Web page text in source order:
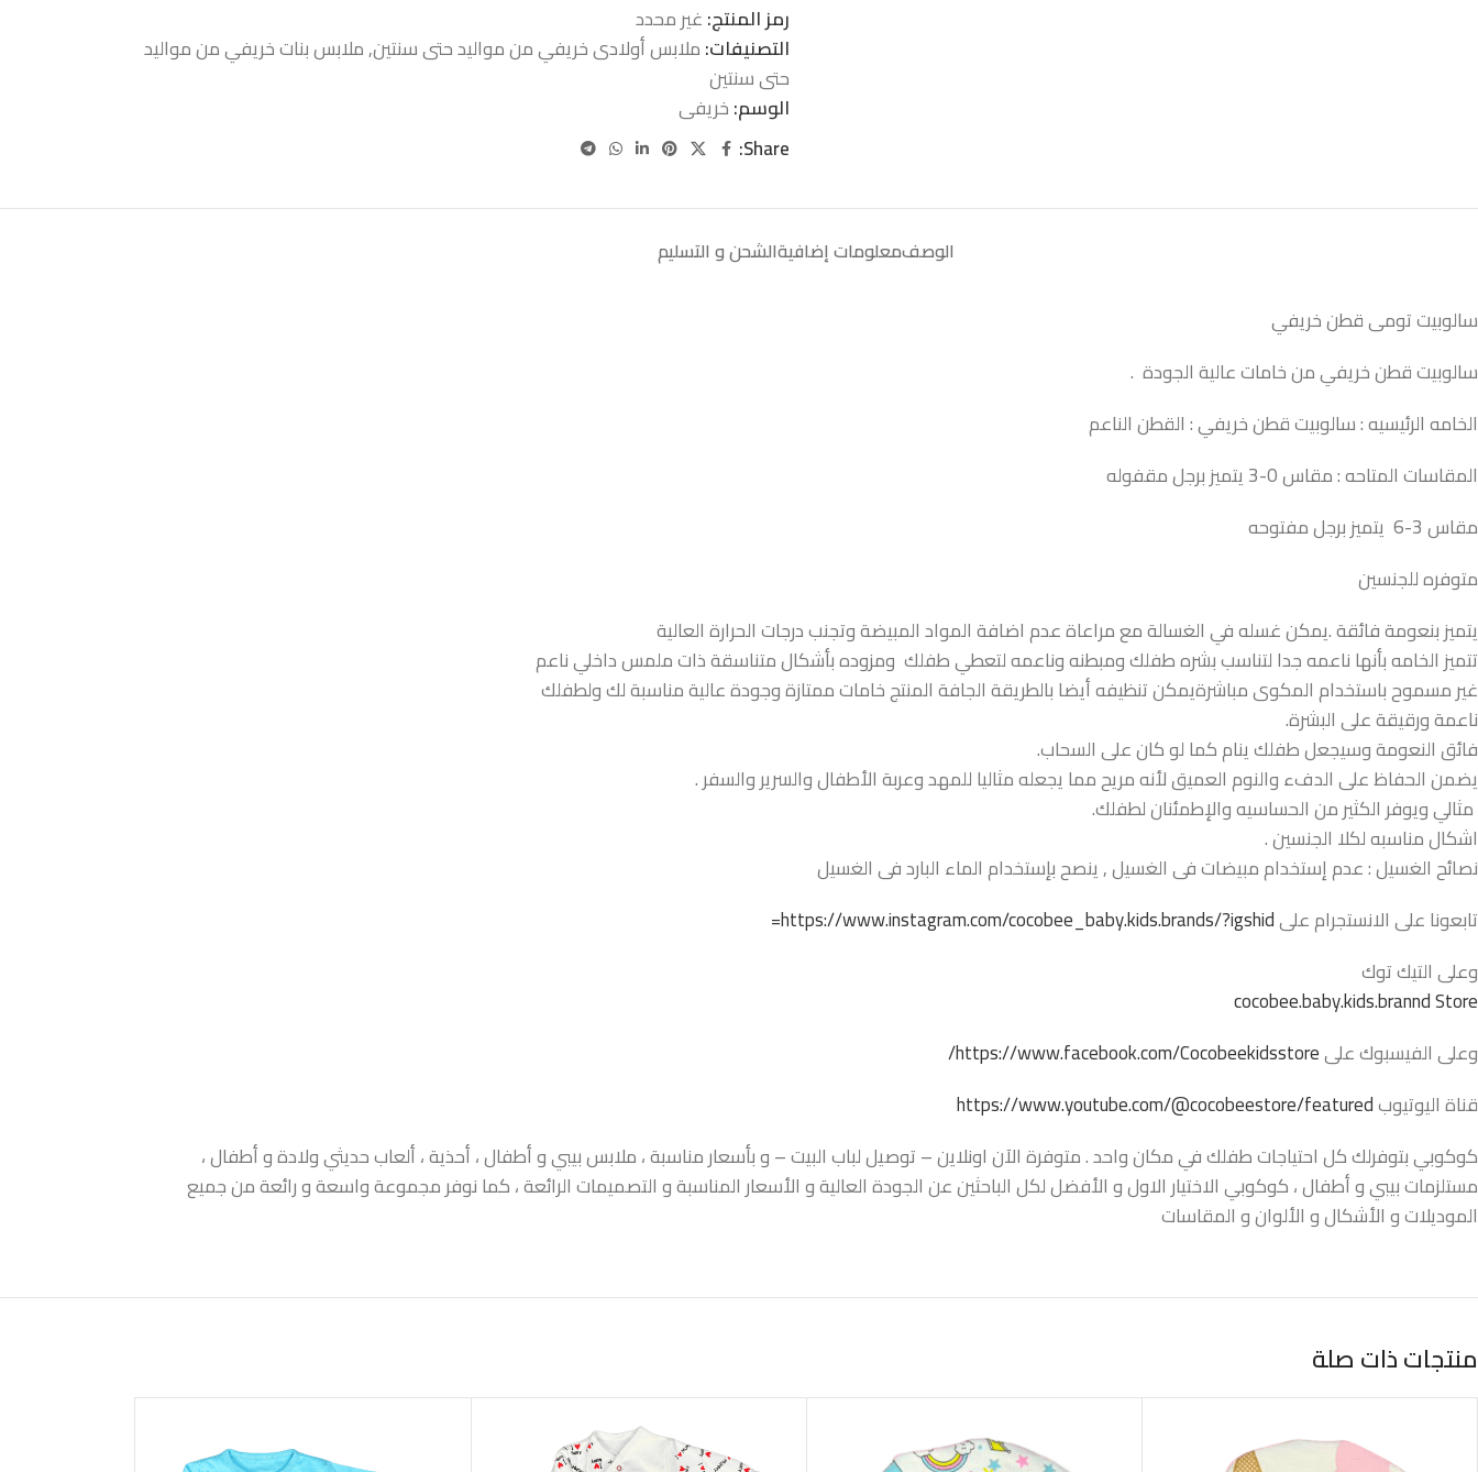
رمز المنتج:غير محدد
التصنيفات:ملابس أولادى خريفي من مواليد حتى سنتين,ملابس بنات خريفي من مواليد
حتى سنتين
الوسم:خريفى
Share:
الوصفمعلومات إضافيةالشحن و التسليم
سالوبيت تومى قطن خريفي
سالوبيت قطن خريفي من خامات عالية الجودة .
الخامه الرئيسيه : سالوبيت قطن خريفي : القطن الناعم
المقاسات المتاحه : مقاس 0-3 يتميز برجل مقفوله
مقاس 3-6 يتميز برجل مفتوحه
متوفره للجنسين
يتميز بنعومة فائقة .يمكن غسله في الغسالة مع مراعاة عدم اضافة المواد المبيضة وتجنب درجات الحرارة العالية
تتميز الخامه بأنها ناعمه جدا لتناسب بشره طفلك ومبطنه وناعمه لتعطي طفلك ومزوده بأشكال متناسقة ذات ملمس داخلي ناعم
غير مسموح باستخدام المكوى مباشرةيمكن تنظيفه أيضا بالطريقة الجافة المنتج خامات ممتازة وجودة عالية مناسبة لك ولطفلك
ناعمة ورقيقة على البشرة.
فائق النعومة وسيجعل طفلك ينام كما لو كان على السحاب.
يضمن الحفاظ على الدفء والنوم العميق لأنه مريح مما يجعله مثاليا للمهد وعربة الأطفال والسرير والسفر .
مثالي ويوفر الكثير من الحساسيه والإطمئنان لطفلك.
اشكال مناسبه لكلا الجنسين .
نصائح الغسيل : عدم إستخدام مبيضات فى الغسيل , ينصح بإستخدام الماء البارد فى الغسيل
تابعونا على الانستجرام علىhttps://www.instagram.com/cocobee_baby.kids.brands/?igshid=
وعلى التيك توك
cocobee.baby.kids.brannd Store
وعلى الفيسبوك علىhttps://www.facebook.com/Cocobeekidsstore/
قناة اليوتيوبhttps://www.youtube.com/@cocobeestore/featured
كوكوبي بتوفرلك كل احتياجات طفلك في مكان واحد . متوفرة الآن اونلاين – توصيل لباب البيت – و بأسعار مناسبة ، ملابس بيبي و أطفال ، أحذية ، ألعاب حديثي ولادة و أطفال ،
مستلزمات بيبي و أطفال ، كوكوبي الاختيار الاول و الأفضل لكل الباحثين عن الجودة العالية و الأسعار المناسبة و التصميمات الرائعة ، كما نوفر مجموعة واسعة و رائعة من جميع
الموديلات و الأشكال و الألوان و المقاسات
منتجات ذات صلة